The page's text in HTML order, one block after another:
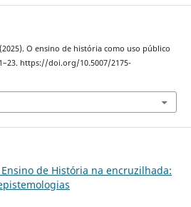
O ensino de história como uso público
https://doi.org/10.5007/2175-
de História na encruzilhada: